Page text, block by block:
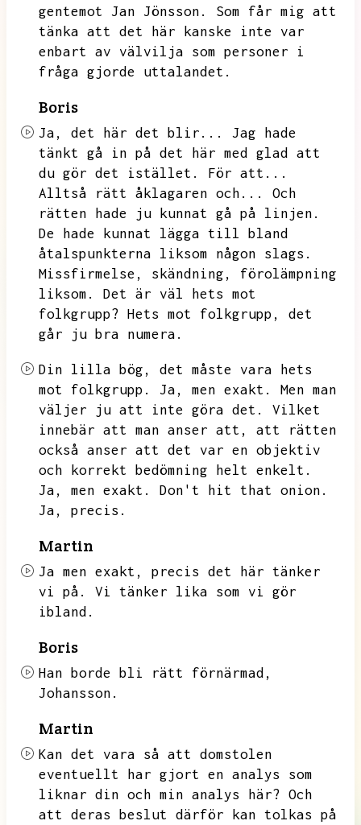
gentemot Jan Jönsson.
Som får mig att
tänka att det här kanske inte var
enbart av välvilja som personer i
fråga gjorde uttalandet.
Boris
Ja, det här det blir...
Jag hade
tänkt gå in på det här med glad att
du gör det istället.
För att...
Alltså rätt åklagaren och...
Och
rätten hade ju kunnat gå på linjen.
De hade kunnat lägga till bland
åtalspunkterna liksom någon slags.
Missfirmelse,
skändning,
förolämpning
liksom.
Det är väl hets mot
folkgrupp? Hets mot folkgrupp,
det
går ju bra numera.
Din lilla bög,
det måste vara hets
mot folkgrupp.
Ja, men exakt.
Men man
väljer ju att inte göra det.
Vilket
innebär att man anser att,
att rätten
också anser att det var en objektiv
och korrekt bedömning helt enkelt.
Ja,
men exakt.
Don't hit that onion.
Ja,
precis.
Martin
Ja men exakt,
precis det här tänker
vi på.
Vi tänker lika som vi gör
ibland.
Boris
Han borde bli rätt förnärmad,
Johansson.
Martin
Kan det vara så att domstolen
eventuellt har gjort en analys som
liknar din och min analys här? Och
att deras beslut därför kan tolkas på